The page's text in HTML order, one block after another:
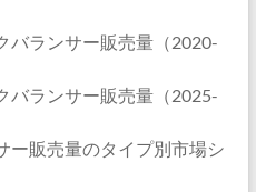
バランサー販売量（2020-
バランサー販売量（2025-
ー販売量のタイプ別市場シ